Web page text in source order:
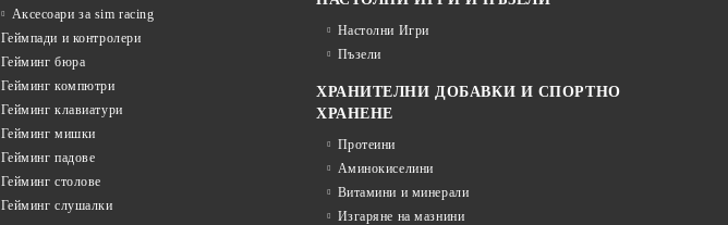
Аксесоари за sim racing
Геймпади и контролери
Гейминг бюра
Гейминг компютри
Гейминг клавиатури
Гейминг мишки
Гейминг падове
Гейминг столове
Гейминг слушалки
Настолни Игри
Пъзели
ХРАНИТЕЛНИ ДОБАВКИ И СПОРТНО
ХРАНЕНЕ
Протеини
Аминокиселини
Витамини и минерали
Изгаряне на мазнини